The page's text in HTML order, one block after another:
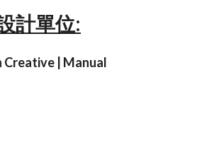
計單位:
Creative | Manual